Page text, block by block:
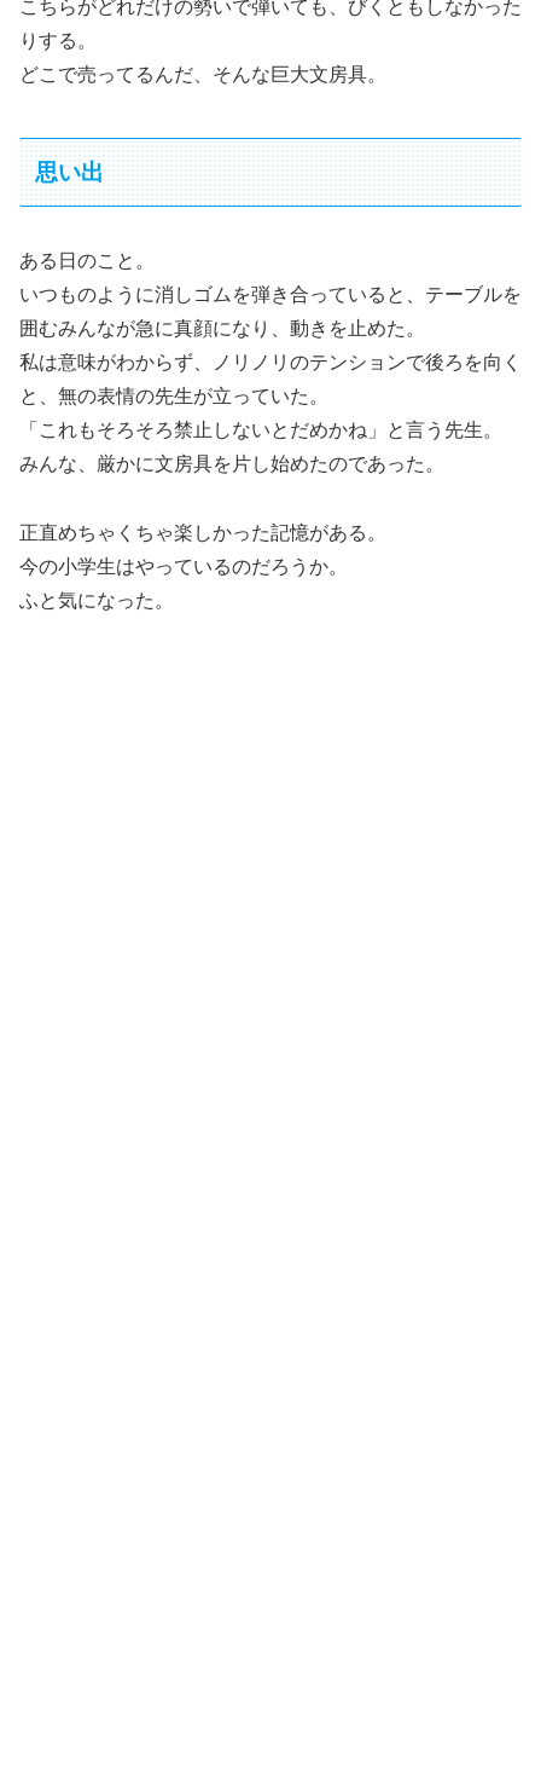
こちらがどれだけの勢いで弾いても、びくともしなかった
りする。
どこで売ってるんだ、そんな巨大文房具。
思い出
ある日のこと。
いつものように消しゴムを弾き合っていると、テーブルを
囲むみんなが急に真顔になり、動きを止めた。
私は意味がわからず、ノリノリのテンションで後ろを向く
と、無の表情の先生が立っていた。
「これもそろそろ禁止しないとだめかね」と言う先生。
みんな、厳かに文房具を片し始めたのであった。
正直めちゃくちゃ楽しかった記憶がある。
今の小学生はやっているのだろうか。
ふと気になった。